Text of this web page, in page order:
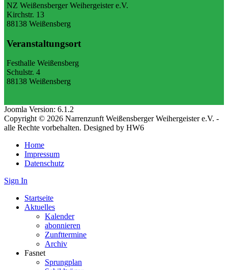
NZ Weißensberger Weihergeister e.V.
Kirchstr. 13
88138 Weißensberg
Veranstaltungsort
Festhalle Weißensberg
Schulstr. 4
88138 Weißensberg
Joomla Version: 6.1.2
Copyright © 2026 Narrenzunft Weißensberger Weihergeister e.V. -
alle Rechte vorbehalten. Designed by HW6
Home
Impressum
Datenschutz
Sign In
Startseite
Aktuelles
Kalender
abonnieren
Zunfttermine
Archiv
Fasnet
Sprungplan